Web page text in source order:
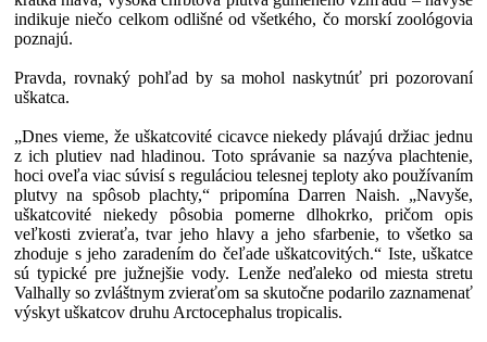
indikuje niečo celkom odlišné od všetkého, čo morskí zoológovia
poznajú.
Pravda, rovnaký pohľad by sa mohol naskytnúť pri pozorovaní
uškatca.
„Dnes vieme, že uškatcovité cicavce niekedy plávajú držiac jednu
z ich plutiev nad hladinou. Toto správanie sa nazýva plachtenie,
hoci oveľa viac súvisí s reguláciou telesnej teploty ako používaním
plutvy na spôsob plachty,“ pripomína Darren Naish. „Navyše,
uškatcovité niekedy pôsobia pomerne dlhokrko, pričom opis
veľkosti zvieraťa, tvar jeho hlavy a jeho sfarbenie, to všetko sa
zhoduje s jeho zaradením do čeľade uškatcovitých.“ Iste, uškatce
sú typické pre južnejšie vody. Lenže neďaleko od miesta stretu
Valhally so zvláštnym zvieraťom sa skutočne podarilo zaznamenať
výskyt uškatcov druhu Arctocephalus tropicalis.